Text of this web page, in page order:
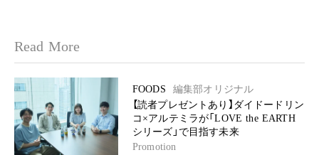
Read More
FOODS
編集部オリジナル
【読者プレゼントあり】ダイドードリン
コ×アルテミラが「LOVE the EARTH
シリーズ」で目指す未来
Promotion